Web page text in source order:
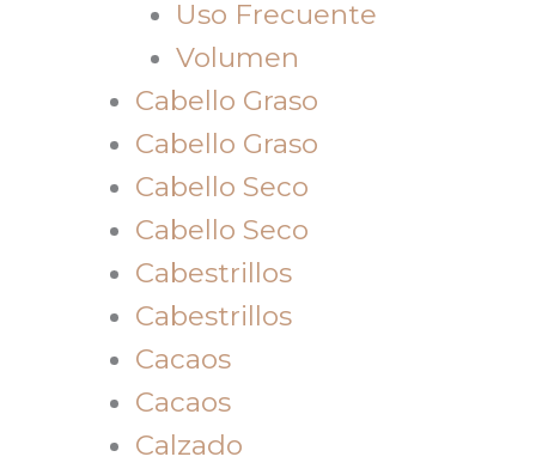
Uso Frecuente
Volumen
Cabello Graso
Cabello Graso
Cabello Seco
Cabello Seco
Cabestrillos
Cabestrillos
Cacaos
Cacaos
Calzado